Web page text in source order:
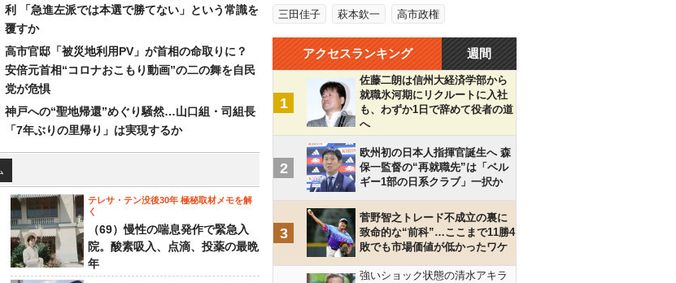
利 「急進左派では本選で勝てない」という常識を
覆すか
高市官邸「被災地利用PV」が首相の命取りに？
安倍元首相“コロナおこもり動画”の二の舞を自民
党が危惧
神戸への“聖地帰還”めぐり騒然…山口組・司組長
「7年ぶりの里帰り」は実現するか
テレサ・テン没後30年 極秘取材メモを解
く
（69）慢性の喘息発作で緊急入
院。酸素吸入、点滴、投薬の最晩
年
三田佳子 萩本欽一 高市政権
アクセスランキング 週間
1
佐藤二朗は信州大経済学部から
就職氷河期にリクルートに入社
も、わずか1日で辞めて役者の道
へ
2
欧州初の日本人指揮官誕生へ 森
保一監督の“再就職先”は「ベル
ギー1部の日系クラブ」一択か
3
菅野智之トレード不成立の裏に
致命的な“前科”…ここまで11勝4
敗でも市場価値が低かったワケ
強いショック状態の清水アキラ